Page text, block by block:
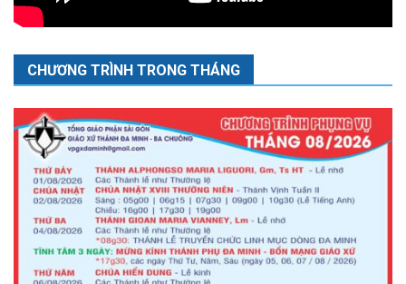
CHƯƠNG TRÌNH TRONG THÁNG